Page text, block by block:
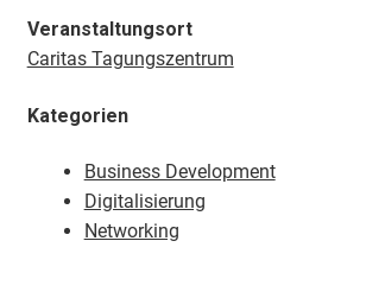
Veranstaltungsort
Caritas Tagungszentrum
Kategorien
Business Development
Digitalisierung
Networking